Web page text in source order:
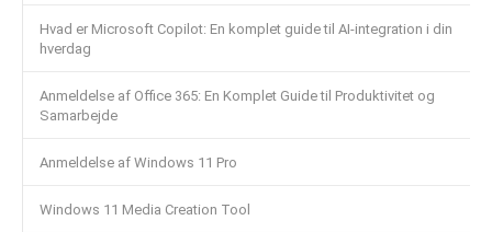
Hvad er Microsoft Copilot: En komplet guide til AI-integration i din
hverdag
Anmeldelse af Office 365: En Komplet Guide til Produktivitet og
Samarbejde
Anmeldelse af Windows 11 Pro
Windows 11 Media Creation Tool